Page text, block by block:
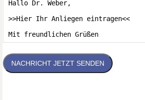
NACHRICHT JETZT SENDEN